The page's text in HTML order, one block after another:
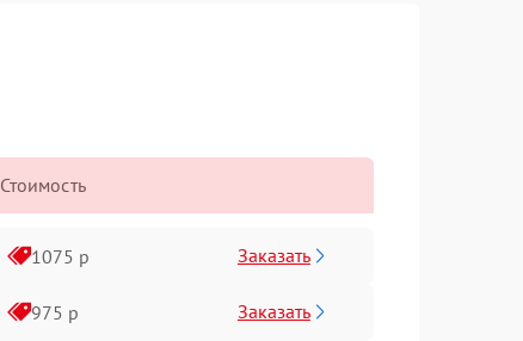
Стоимость
1075 р Заказать
975 р Заказать